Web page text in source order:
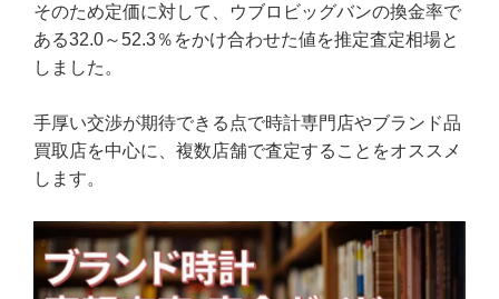
そのため定価に対して、ウブロビッグバンの換金率で
ある32.0～52.3％をかけ合わせた値を推定査定相場と
しました。
手厚い交渉が期待できる点で時計専門店やブランド品
買取店を中心に、複数店舗で査定することをオススメ
します。